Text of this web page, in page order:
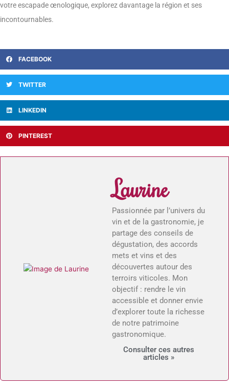
votre escapade œnologique, explorez davantage la région et ses
incontournables.
FACEBOOK
TWITTER
LINKEDIN
PINTEREST
Laurine
Passionnée par l’univers du
vin et de la gastronomie, je
partage des conseils de
dégustation, des accords
mets et vins et des
découvertes autour des
terroirs viticoles. Mon
objectif : rendre le vin
accessible et donner envie
d’explorer toute la richesse
de notre patrimoine
gastronomique.
Consulter ces autres
articles »